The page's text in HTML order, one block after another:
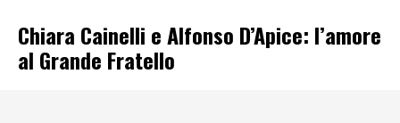
Chiara Cainelli e Alfonso D’Apice: l’amore
al Grande Fratello